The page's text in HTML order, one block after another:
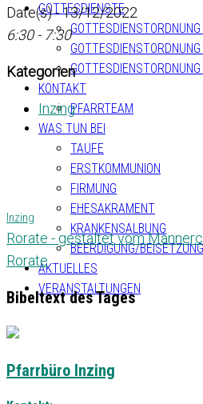
GOTTESDIENSTE
GOTTESDIENSTORDNUNG
GOTTESDIENSTORDNUNG
KONTAKT
PFARRTEAM
WAS TUN BEI
TAUFE
ERSTKOMMUNION
FIRMUNG
EHESAKRAMENT
KRANKENSALBUNG
BEERDIGUNG/BEISETZUNG
AKTUELLES
VERANSTALTUNGEN
Date(s) - 13/12/2022
6:30 - 7:30
Kategorien
Inzing
Inzing
Rorate - gestaltet vom
Rorate
Bibeltext des Tages
Pfarrbüro Inzing